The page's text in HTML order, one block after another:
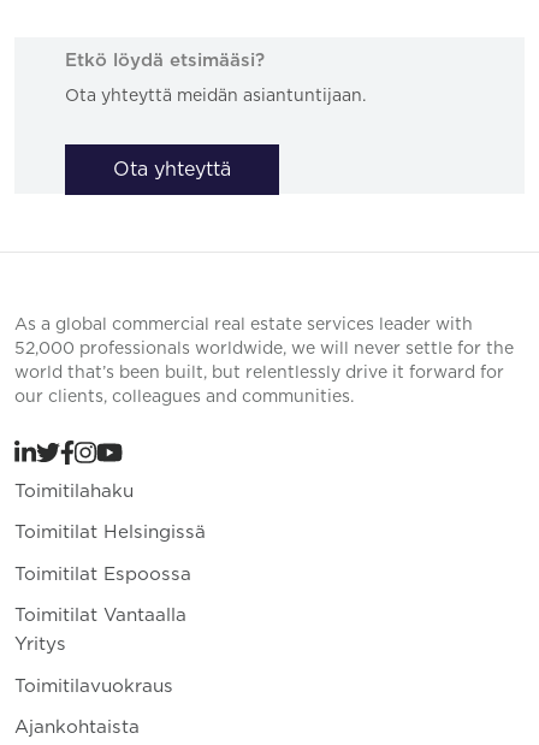
Etkö löydä etsimääsi?
Ota yhteyttä meidän asiantuntijaan.
Ota yhteyttä
As a global commercial real estate services leader with
52,000 professionals worldwide, we will never settle for the
world that’s been built, but relentlessly drive it forward for
our clients, colleagues and communities.
Toimitilahaku
Toimitilat Helsingissä
Toimitilat Espoossa
Toimitilat Vantaalla
Yritys
Toimitilavuokraus
Ajankohtaista